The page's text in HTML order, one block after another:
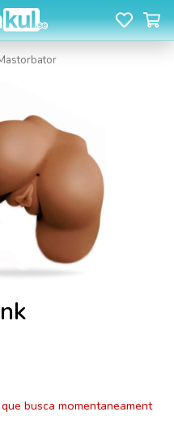
busca momentaneament